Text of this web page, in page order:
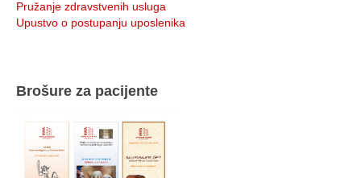
Pružanje zdravstvenih usluga
Upustvo o postupanju uposlenika
Brošure za pacijente